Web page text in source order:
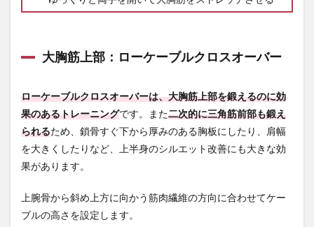
大胸筋上部：ローケーブルクロスオーバー
ローケーブルクロスオーバーは、大胸筋上部を鍛えるのに効
果のあるトレーニングです。また二次的に三角筋前部も鍛え
られるため、鎖骨すぐ下から厚みのある胸板にしたり、肩幅
を大きくしたりなど、上半身のシルエット改善にも大きな効
果があります。
上腕骨から斜め上方に向かう筋肉繊維の方向に合わせてケー
ブルの高さを設定します。